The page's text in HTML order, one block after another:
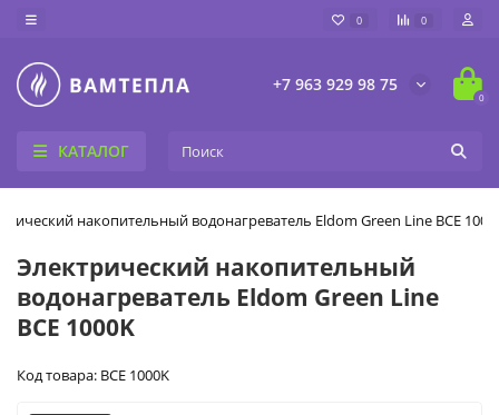
0 0
+7 963 929 98 75
0
КАТАЛОГ
накопительный водонагреватель Eldom Green Line BCE
Электрический накопительный
водонагреватель Eldom Green Line
BCE 1000K
Код товара: BCE 1000K